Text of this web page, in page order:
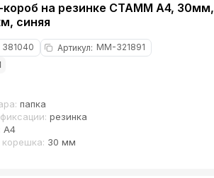
короб на резинке СТАММ А4, 30мм,
синяя
381040 Артикул: ММ-321891
папка
резинка
А4
30 мм